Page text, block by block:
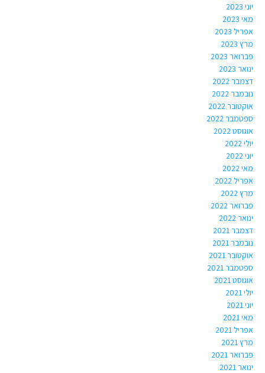
יוני 2023
מאי 2023
אפריל 2023
מרץ 2023
פברואר 2023
ינואר 2023
דצמבר 2022
נובמבר 2022
אוקטובר 2022
ספטמבר 2022
אוגוסט 2022
יולי 2022
יוני 2022
מאי 2022
אפריל 2022
מרץ 2022
פברואר 2022
ינואר 2022
דצמבר 2021
נובמבר 2021
אוקטובר 2021
ספטמבר 2021
אוגוסט 2021
יולי 2021
יוני 2021
מאי 2021
אפריל 2021
מרץ 2021
פברואר 2021
ינואר 2021